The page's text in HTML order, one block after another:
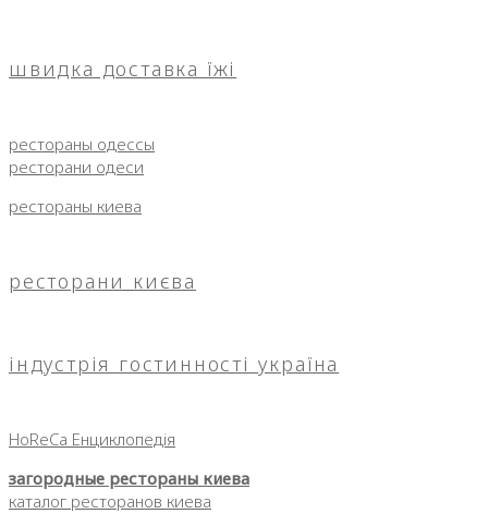
швидка доставка їжі
рестораны одессы
ресторани одеси
рестораны киева
ресторани києва
індустрія гостинності україна
HoReCa Енциклопедія
загородные рестораны киева
каталог ресторанов киева